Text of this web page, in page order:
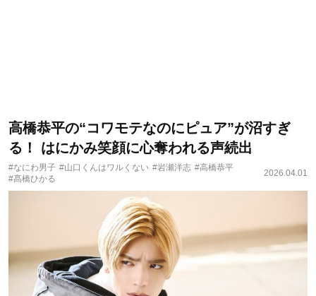
高橋恭平の“コワモテなのにピュア”が沼すぎ
る！ はにかみ笑顔に心奪われる声続出
#なにわ男子 #山口くんはワルくない #岩瀬洋志 #高橋恭平
#髙橋ひかる
2026.04.01